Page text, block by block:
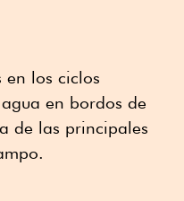
en los ciclos
en bordos de
de las principales